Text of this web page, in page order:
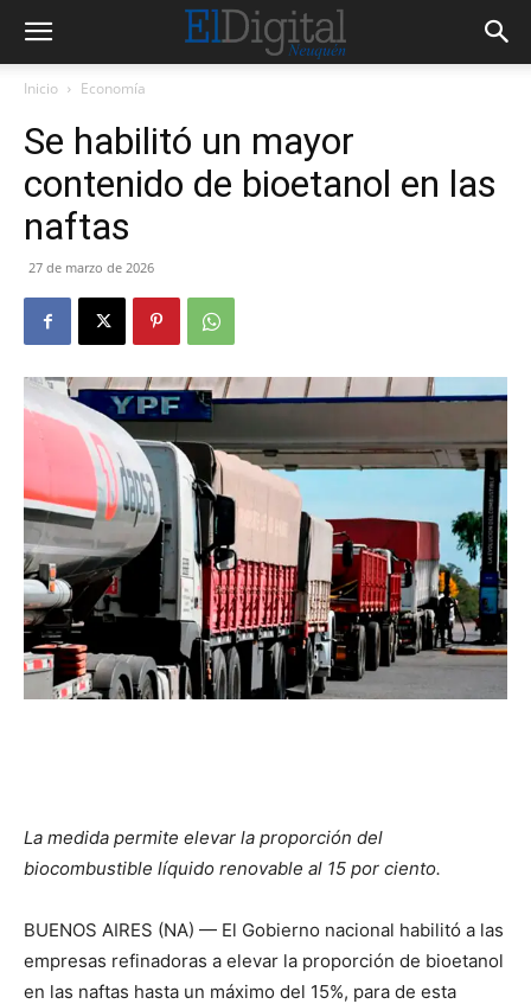
Inicio Economía
Se habilitó un mayor
contenido de bioetanol en las
naftas
27 de marzo de 2026
La medida permite elevar la proporción del
biocombustible líquido renovable al 15 por ciento.
BUENOS AIRES (NA) — El Gobierno nacional habilitó a las
empresas refinadoras a elevar la proporción de bioetanol
en las naftas hasta un máximo del 15%, para de esta